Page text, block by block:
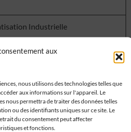
aux
nous utilisons des technologies telles que
aux informations sur l'appareil. Le
nous permettra de traiter des données telles
ou des identifiants uniques sur ce site. Le
du consentement peut affecter
et fonctions.
Industrielle
en usine (Siemens
4 mois Burgos